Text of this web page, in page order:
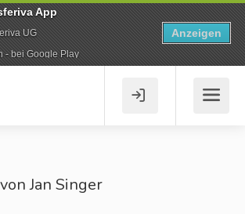
Jan Singer
App
UG
- bei Google Play
Anzeigen